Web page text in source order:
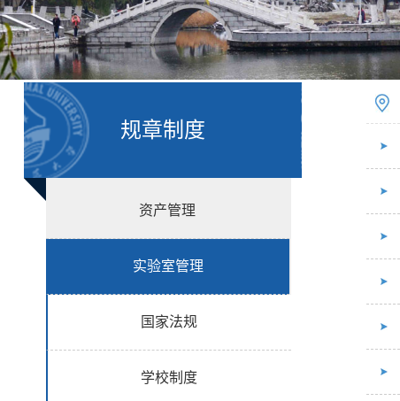
规章制度
资产管理
实验室管理
国家法规
学校制度